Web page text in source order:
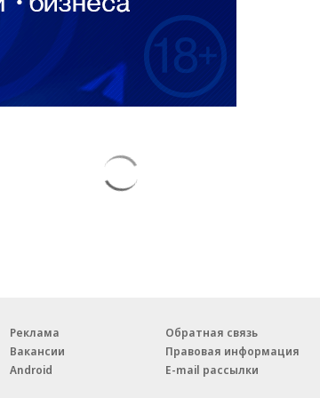
Реклама
Вакансии
Android
Обратная связь
Правовая информация
E-mail рассылки